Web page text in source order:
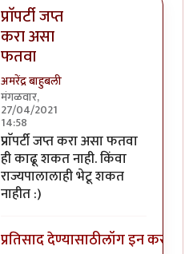
प्राॅपर्टी जप्त
करा असा
फतवा
अमरेंद्र बाहुबली
मंगळवार,
27/04/2021
14:58
In reply toआणि १०-१२ गुंड पाठवून
प्राॅपर्टी जप्त करा असा फतवा
ही काढू शकत नाही. किंवा
राज्यपालालाही भेटू शकत
नाहीत :)
प्रतिसाद देण्यासाठीलॉग इन करा